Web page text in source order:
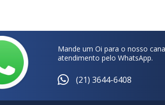
Mande um Oi para o nosso
atendimento pelo WhatsApp.
(21) 3644-6408